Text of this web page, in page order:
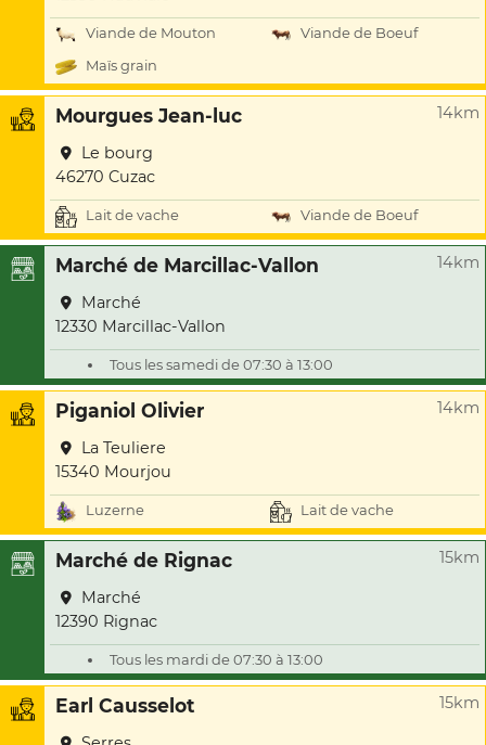
Viande de Mouton
Viande de Boeuf
Maïs grain
Mourgues Jean-luc 14km
Le bourg
46270 Cuzac
Lait de vache Viande de Boeuf
Marché de Marcillac-Vallon 14km
Marché
12330 Marcillac-Vallon
Tous les samedi de 07:30 à 13:00
Piganiol Olivier 14km
La Teuliere
15340 Mourjou
Luzerne Lait de vache
Marché de Rignac 15km
Marché
12390 Rignac
Tous les mardi de 07:30 à 13:00
Earl Causselot 15km